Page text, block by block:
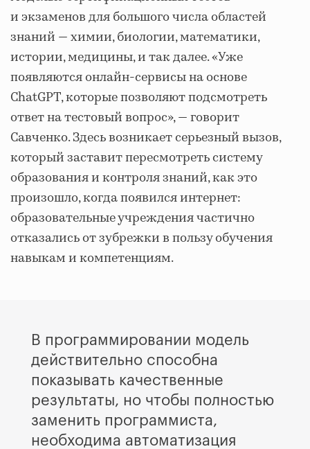
и экзаменов для большого числа областей
знаний — химии, биологии, математики,
истории, медицины, и так далее. «Уже
появляются онлайн-сервисы на основе
ChatGPT, которые позволяют подсмотреть
ответ на тестовый вопрос», — говорит
Савченко. Здесь возникает серьезный вызов,
который заставит пересмотреть систему
образования и контроля знаний, как это
произошло, когда появился интернет:
образовательные учреждения частично
отказались от зубрежки в пользу обучения
навыкам и компетенциям.
В программировании модель
действительно способна
показывать качественные
результаты, но чтобы полностью
заменить программиста,
необходима автоматизация